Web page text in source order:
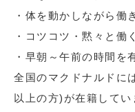
・体を動かしながら働
・コツコツ・黙々と働
・早朝～午前の時間を
全国のマクドナルドに
以上の方)が在籍して